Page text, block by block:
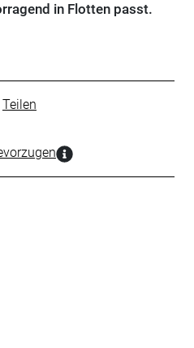
in Flotten passt.
Teilen